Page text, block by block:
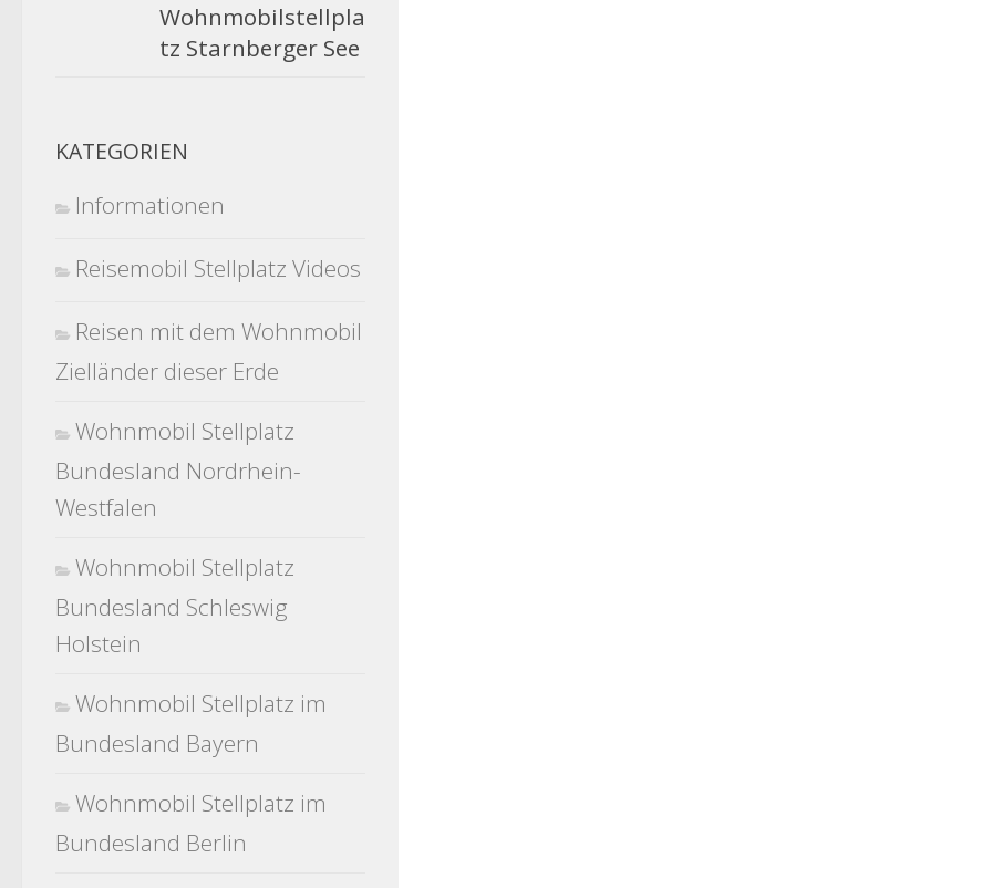
Wohnmobilstellpla
tz Starnberger See
KATEGORIEN
Informationen
Reisemobil Stellplatz Videos
Reisen mit dem Wohnmobil
Zielländer dieser Erde
Wohnmobil Stellplatz
Bundesland Nordrhein-
Westfalen
Wohnmobil Stellplatz
Bundesland Schleswig
Holstein
Wohnmobil Stellplatz im
Bundesland Bayern
Wohnmobil Stellplatz im
Bundesland Berlin